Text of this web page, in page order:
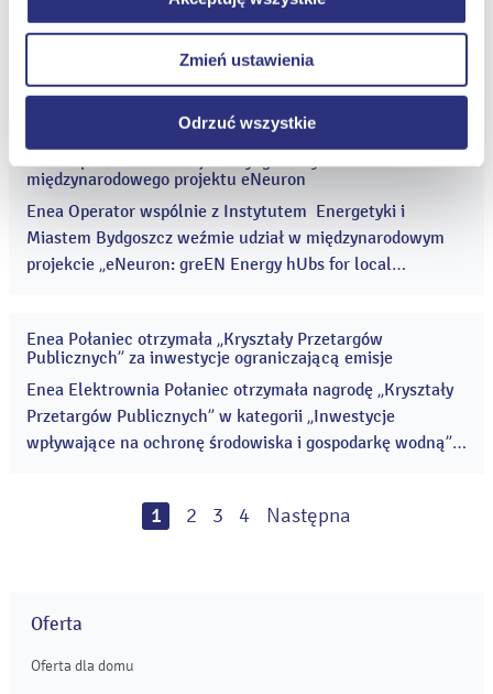
dotyczy jednak plików cookie niezbędnych do
prawidłowego wyświetlania i działania naszych stron
Zmień ustawienia
Odrzuć wszystkie
przyjazne środowisko pracy, stawiają na otwarte i
partnerskie relacje z pracownikami,...
2020
Grupa Enea wznawia rozpoczęte wiosną działania
Fundacji Enea, których celem jest pomoc osobom
potrzebującym i starszym w czasie pandemii. Dzięki
zaangażowaniu wolontariuszy Grupy osoby starsze
otrzymają niezbędną pomoc w zrobieniu zakupów czy
odbiorze leków z apteki, bez wychodzenia z domu. ...
20
Enea Operator zrealizuje w Bydgoszczy badania w ramach
międzynarodowego projektu eNeuron
Enea Operator wspólnie z Instytutem Energetyki i
Miastem Bydgoszcz weźmie udział w międzynarodowym
projekcie „eNeuron: greEN Energy hUbs for local
2020
Enea Połaniec otrzymała „Kryształy Przetargów
Publicznych” za inwestycje ograniczającą emisje
Enea Elektrownia Połaniec otrzymała nagrodę „Kryształy
Przetargów Publicznych” w kategorii „Inwestycje
wpływające na ochronę środowiska i gospodarkę wodną”.
instalację katalitycznego odazotowania (SCR) dla bloku
1 2 3 4 Następna
Oferta
Oferta dla domu